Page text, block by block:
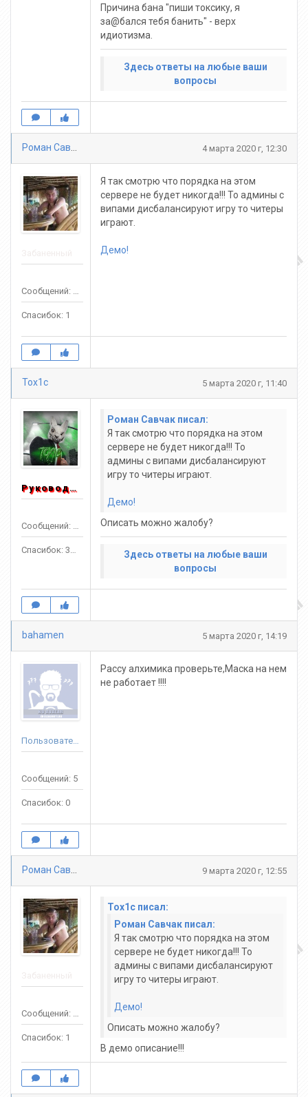
Причина бана "пиши токсику, я
за@бался тебя банить" - верх
идиотизма.
Здесь ответы на любые ваши
вопросы
4 марта 2020 г, 12:30
Сообщений: 20
Спасибок: 1
Я так смотрю что порядка на этом
сервере не будет никогда!!! То админы с
випами дисбалансируют игру то читеры
играют.
Демо!
Tox1c 5 марта 2020 г, 11:40
Руководитель
Сообщений: 1553
Спасибок: 3303
Роман Савчак писал:
Я так смотрю что порядка на этом
сервере не будет никогда!!! То
админы с випами дисбалансируют
игру то читеры играют.
Демо!
Описать можно жалобу?
Здесь ответы на любые ваши
вопросы
bahamen 5 марта 2020 г, 14:19
Пользователь
Сообщений: 5
Спасибок: 0
Рассу алхимика проверьте,Маска на нем
не работает !!!!
9 марта 2020 г, 12:55
Сообщений: 20
Спасибок: 1
Tox1c писал:
Роман Савчак писал:
Я так смотрю что порядка на этом
сервере не будет никогда!!! То
админы с випами дисбалансируют
игру то читеры играют.
Демо!
Описать можно жалобу?
В демо описание!!!